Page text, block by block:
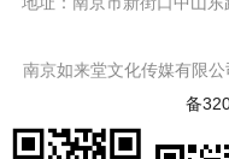
南京如来堂文化传媒有限
备